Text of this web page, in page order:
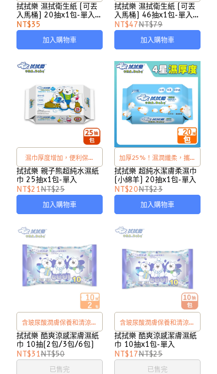
環保易分解，使用後可丟置
於馬桶
拭拭樂 濕拭衛生紙 (可丟
入馬桶) 20抽x1包-單入
※藍色、粉紅色包裝隨機
出貨※
NT$35
加入購物車
環保、易分解，使用後可丟
置於馬桶
拭拭樂 濕拭衛生紙 (可丟
入馬桶) 46抽x1包-單入
※藍色、粉紅色包裝隨機
出貨※
NT$47NT$79
加入購物車
濕巾厚度增加，便利保濕
蓋，隨身攜帶好方便
拭拭樂 親子熊超純水濕紙
巾 25抽x1包-單入
NT$21NT$25
加入購物車
加厚25%！濕潤纖柔，攜帶
方便
拭拭樂 超純水潔膚柔濕巾
(小綿羊) 20抽x1包-單入
NT$20NT$23
加入購物車
含玻尿酸潤膚保養和清涼薄
荷，天然溫和不刺激
拭拭樂 酷爽涼感潔膚濕紙
巾 10抽(2包/3包/6包)
NT$31NT$50
已售完
含玻尿酸潤膚保養和清涼薄
荷，天然溫和不刺激
拭拭樂 酷爽涼感潔膚濕紙
巾 10抽x1包-單入
NT$17NT$25
已售完